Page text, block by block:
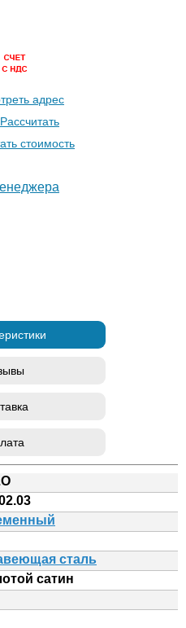
адрес
Расcчитать
стоимость
сталь
сатин